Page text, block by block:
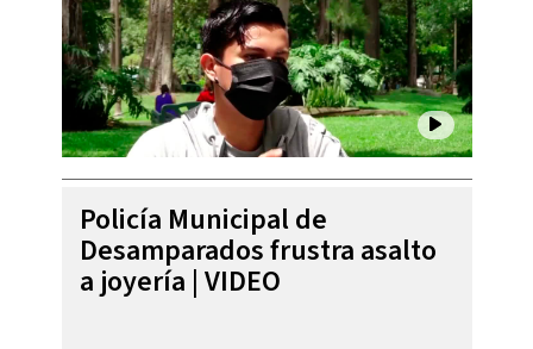
Policía Municipal de
Desamparados frustra asalto
a joyería | VIDEO